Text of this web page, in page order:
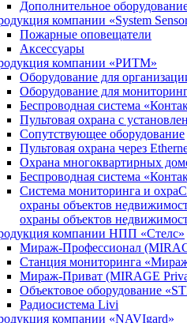
Дополнительное
компании «System
Пожарные оповещатели
Аксессуары
компании «РИТМ»
Оборудование для
Оборудование для
Беспроводная система
Пультовая охрана с
Сопутствующее оборудование
Пультовая охрана через
Охрана многоквартирных
Беспроводная система
Система мониторинга и
охраны объектов
охраны объектов
компании НПП «Стелс»
Мираж-Профессионал
Станция мониторинга
Мираж-Приват (MIRAGE
Объектовое оборудование
Радиосистема Livi
компании «NAVIgard»